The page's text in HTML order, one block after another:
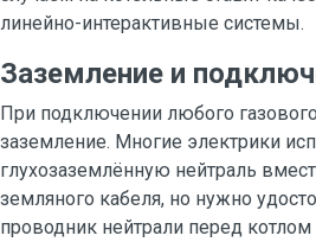
линейно-интерактивные системы.
Заземление и
При подключении любого
заземление. Многие электрики
глухозаземлённую нейтраль
земляного кабеля, но нужно
проводник нейтрали перед котлом